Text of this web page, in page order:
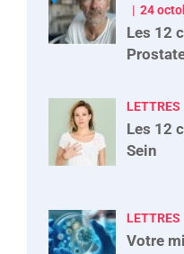
24
Les 12
LETTRES
Les 12
Sein
LETTRES
Votre